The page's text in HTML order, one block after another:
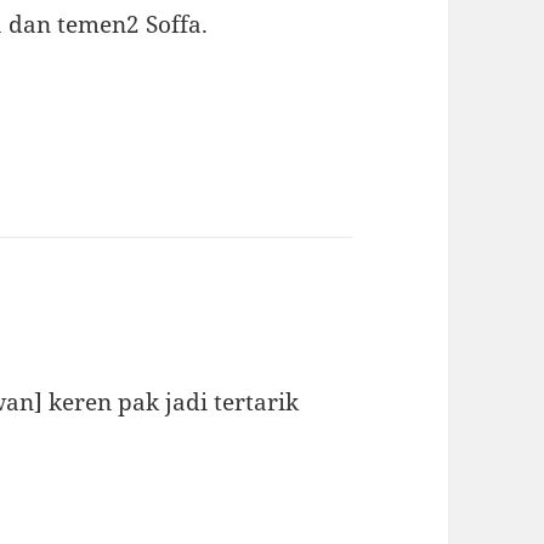
temen2 Soffa.
keren pak jadi tertarik